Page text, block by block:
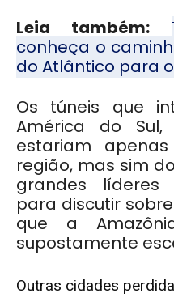
Leia também:
conheça o
do Atlântico para
Os túneis que
América do Sul,
estariam
região, mas sim
grandes líderes
para discutir
que a
supostamente
Outras cidades